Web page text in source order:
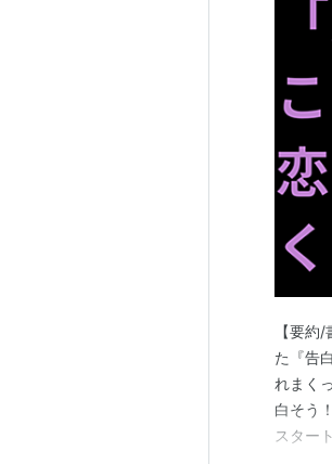
【要
た『告
れまく
白そう
スター